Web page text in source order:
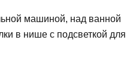
машиной, над ванной
в нише с подсветкой для